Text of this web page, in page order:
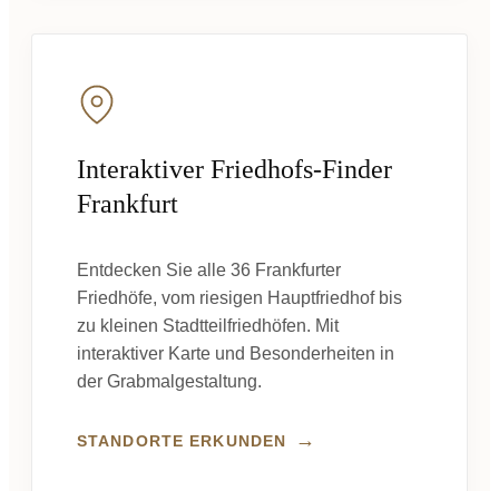
Interaktiver Friedhofs-Finder
Frankfurt
Entdecken Sie alle 36 Frankfurter
Friedhöfe, vom riesigen Hauptfriedhof bis
zu kleinen Stadtteilfriedhöfen. Mit
interaktiver Karte und Besonderheiten in
der Grabmalgestaltung.
STANDORTE ERKUNDEN →